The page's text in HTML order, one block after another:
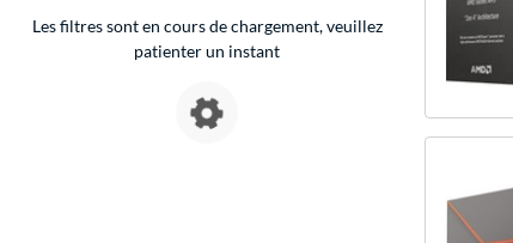
Les filtres sont en cours de chargement, veuillez
patienter un instant